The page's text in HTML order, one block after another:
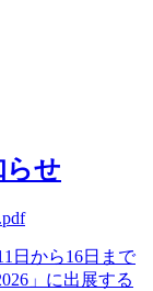
らせ
日から16日まで
」に出展する